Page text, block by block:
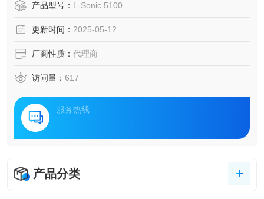
产品型号： L-Sonic 5100
更新时间： 2025-05-12
厂商性质： 代理商
访问量： 617
服务热线
产品分类